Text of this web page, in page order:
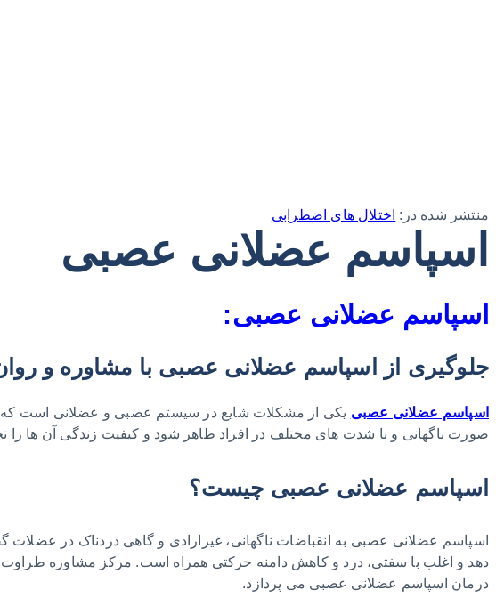
منتشر شده در: اختلال های اضطرابی
اسپاسم عضلانی عصبی
اسپاسم عضلانی عصبی:
جلوگیری از اسپاسم عضلانی عصبی با مشاوره و
اسپاسم عضلانی عصبی یکی از مشکلات شایع در سیستم عصبی و عضلانی است که
صورت ناگهانی و با شدت‌ های مختلف در افراد ظاهر شود و کیفیت زندگی آن‌ ها را
اسپاسم عضلانی عصبی چیست؟
اسپاسم عضلانی عصبی به انقباضات ناگهانی، غیرارادی و گاهی دردناک در
دهد و اغلب با سفتی، درد و کاهش دامنه حرکتی همراه است. مرکز مشاوره طراوت
درمان اسپاسم عضلانی عصبی می‌ پردازد.